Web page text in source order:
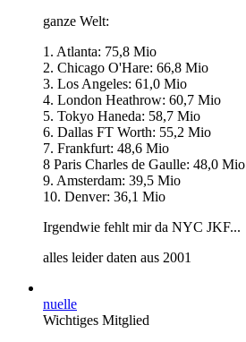
ganze Welt:
1. Atlanta: 75,8 Mio
2. Chicago O'Hare: 66,8 Mio
3. Los Angeles: 61,0 Mio
4. London Heathrow: 60,7 Mio
5. Tokyo Haneda: 58,7 Mio
6. Dallas FT Worth: 55,2 Mio
7. Frankfurt: 48,6 Mio
8 Paris Charles de Gaulle: 48,0 Mio
9. Amsterdam: 39,5 Mio
10. Denver: 36,1 Mio
Irgendwie fehlt mir da NYC JKF...
alles leider daten aus 2001
nuelle
Wichtiges Mitglied